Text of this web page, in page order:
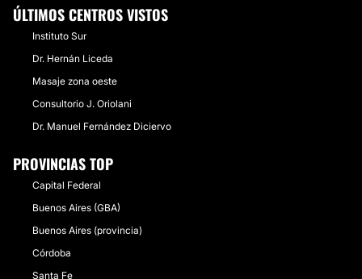
ÚLTIMOS CENTROS VISTOS
Instituto Sur
Dr. Hernán Liceda
Masaje zona oeste
Consultorio J. Oriolani
Dr. Manuel Fernández Diciervo
PROVINCIAS TOP
Capital Federal
Buenos Aires (GBA)
Buenos Aires (provincia)
Córdoba
Santa Fe